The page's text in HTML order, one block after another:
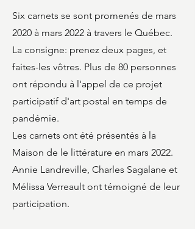
Six carnets se sont promenés de mars
2020 à mars 2022 à travers le Québec.
La consigne: prenez deux pages, et
faites-les vôtres. Plus de 80 personnes
ont répondu à l'appel de ce projet
participatif d'art postal en temps de
pandémie.
Les carnets ont été présentés à la
Maison de le littérature en mars 2022.
Annie Landreville, Charles Sagalane et
Mélissa Verreault ont témoigné de leur
participation.